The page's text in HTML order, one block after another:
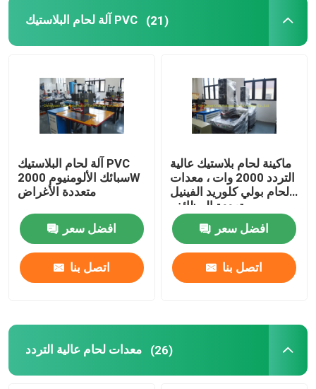
آلة لحام البلاستيك PVC (21)
آلة لحام البلاستيك PVC
سبائك الألومنيوم 2000W
متعددة الأغراض
افضل سعر
اتصل بنا
ماكينة لحام بلاستيك عالية
التردد 2000 وات ، معدات
لحام بولي كلوريد الفينيل
متعددة الوظائف
افضل سعر
اتصل بنا
معدات لحام عالية التردد (26)